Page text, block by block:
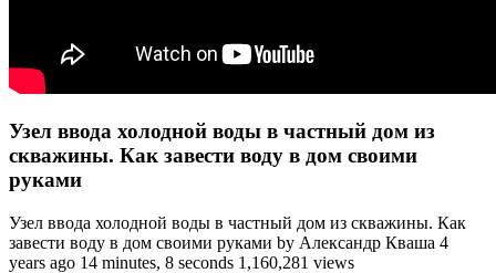
Узел ввода холодной воды в частный дом из
скважины. Как завести воду в дом своими
руками
Узел ввода холодной воды в частный дом из скважины. Как
завести воду в дом своими руками by Александр Кваша 4
years ago 14 minutes, 8 seconds 1,160,281 views